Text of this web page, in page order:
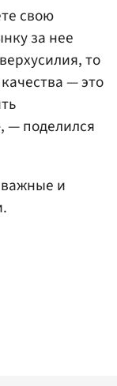
свою
за нее
то
— это
— поделился
и